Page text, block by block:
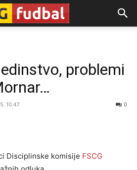
problemi
10:47 0
Disciplinske komisije FSCG